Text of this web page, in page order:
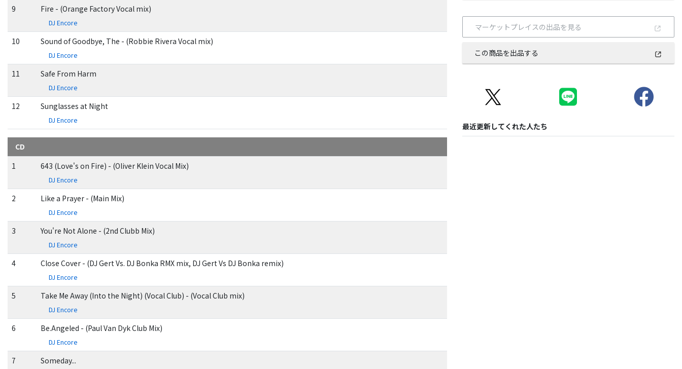
9 Fire - (Orange Factory Vocal mix)
DJ Encore
10 Sound of Goodbye, The - (Robbie Rivera Vocal mix)
DJ Encore
11 Safe From Harm
DJ Encore
12 Sunglasses at Night
DJ Encore
CD
1
643 (Love's on Fire) - (Oliver Klein Vocal Mix)
DJ Encore
2 Like a Prayer - (Main Mix)
DJ Encore
3 You're Not Alone - (2nd Clubb Mix)
DJ Encore
4 Close Cover - (DJ Gert Vs. DJ Bonka RMX mix, DJ Gert Vs DJ Bonka remix)
DJ Encore
5 Take Me Away (Into the Night) (Vocal Club) - (Vocal Club mix)
DJ Encore
6 Be.Angeled - (Paul Van Dyk Club Mix)
DJ Encore
7 Someday...
マーケットプレイスの出品を見る
この商品を出品する
最近更新してくれた人たち